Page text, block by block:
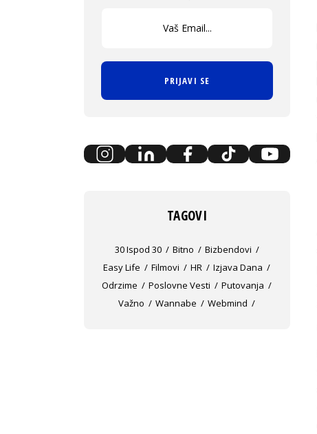
PRIJAVI SE
TAGOVI
30 Ispod 30 Bitno
Bizbendovi
Easy Life
Filmovi HR
Izjava Dana
Odrzime
Poslovne Vesti
Putovanja
Važno
Wannabe Webmind